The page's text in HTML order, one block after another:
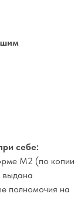
себе:
М2 (по копии
выдана
полномочия на